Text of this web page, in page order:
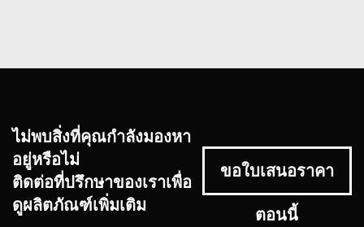
ไม่พบสิ่งที่คุณกำลังมองหา
อยู่หรือไม่
ติดต่อที่ปรึกษาของเราเพื่อ
ดูผลิตภัณฑ์เพิ่มเติม
ขอใบเสนอราคา
ตอนนี้